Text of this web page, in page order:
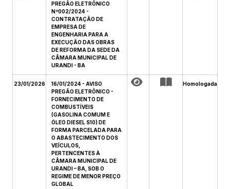
PREGÃO ELETRÔNICO
Nº002/2024 -
CONTRATAÇÃO DE
EMPRESA DE
ENGENHARIA PARA A
EXECUÇÃO DAS OBRAS
DE REFORMA DA SEDE DA
CÂMARA MUNICIPAL DE
URANDI - BA
23/01/2026
16/01/2024 - AVISO
PREGÃO ELETRÔNICO -
FORNECIMENTO DE
COMBUSTÍVEIS
(GASOLINA COMUM E
ÓLEO DIESEL S10) DE
FORMA PARCELADA PARA
O ABASTECIMENTO DOS
VEÍCULOS,
PERTENCENTES À
CÂMARA MUNICIPAL DE
URANDI – BA, SOB O
REGIME DE MENOR PREÇO
GLOBAL
Homologada